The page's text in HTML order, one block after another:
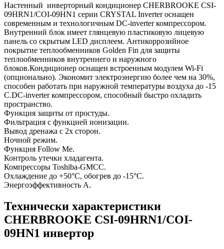
Настенный инверторный кондиционер CHERBROOKE CSI-
09HRN1/COI-09HN1 серии CRYSTAL Inverter оснащен
современным и технологичным DC-inverter компрессором.
Внутренний блок имеет глянцевую пластиковую лицевую
панель со скрытым LED дисплеем. Антикоррозийное
покрытие теплообменников Golden Fin для защиты
теплообменников внутреннего и наружного
блоков.Кондиционер оснащен встроенным модулем Wi-Fi
(опционально). Экономит электроэнергию более чем на 30%,
способен работать при наружной температуры воздуха до -15
С.DC-inverter компрессором, способный быстро охладить
пространство.
Функция защиты от простуды.
Фильтрация с функцией ионизации.
Вывод дренажа с 2х сторон.
Ночной режим.
Функция Follow Me.
Контроль утечки хладагента.
Компрессоры Toshiba-GMCC.
Охлаждение до +50°С, обогрев до -15°С.
Энергоэффективность А.
Технически характеристики
CHERBROOKE CSI-09HRN1/COI-
09HN1 инвертор